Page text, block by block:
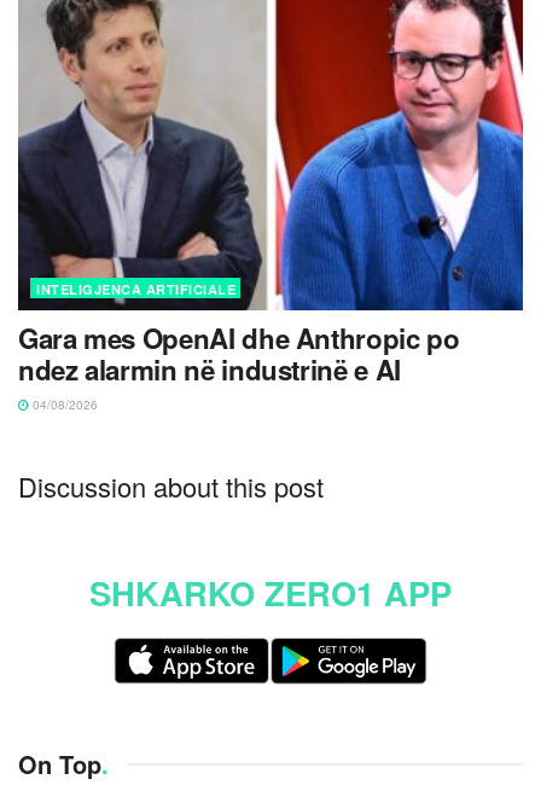
INTELIGJENCA ARTIFICIALE
Gara mes OpenAI dhe Anthropic po
ndez alarmin në industrinë e AI
04/08/2026
Discussion about this post
SHKARKO ZERO1 APP
On Top.